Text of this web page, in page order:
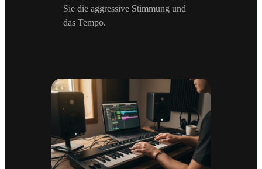
Sie die aggressive Stimmung und
das Tempo.